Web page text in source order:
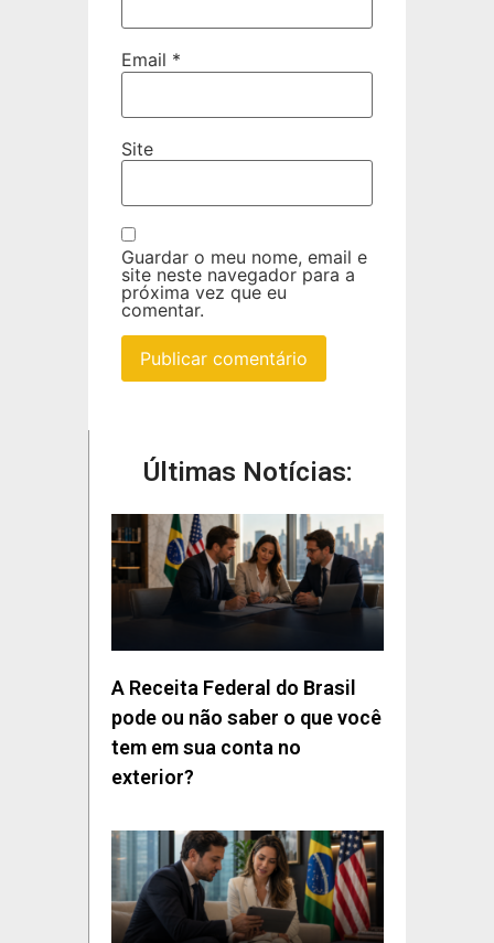
Email *
Site
Guardar o meu nome, email e
site neste navegador para a
próxima vez que eu
comentar.
Últimas Notícias:
A Receita Federal do Brasil
pode ou não saber o que você
tem em sua conta no
exterior?